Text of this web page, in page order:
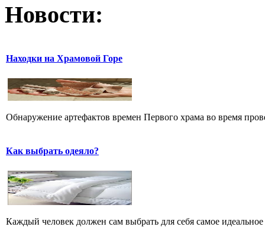
Новости:
Находки на Храмовой Горе
Обнаружение артефактов времен Первого храма во время
Как выбрать одеяло?
Каждый человек должен сам выбрать для себя самое